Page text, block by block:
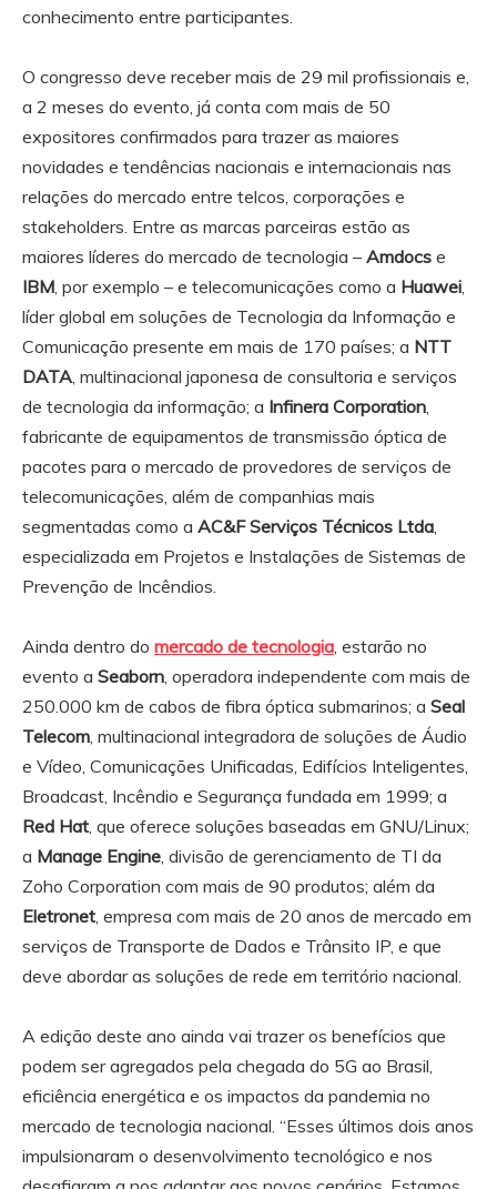
conhecimento entre participantes.
O congresso deve receber mais de 29 mil profissionais e,
a 2 meses do evento, já conta com mais de 50
expositores confirmados para trazer as maiores
novidades e tendências nacionais e internacionais nas
relações do mercado entre telcos, corporações e
stakeholders. Entre as marcas parceiras estão as
maiores líderes do mercado de tecnologia – Amdocs e
IBM, por exemplo – e telecomunicações como a Huawei,
líder global em soluções de Tecnologia da Informação e
Comunicação presente em mais de 170 países; a NTT
DATA, multinacional japonesa de consultoria e serviços
de tecnologia da informação; a Infinera Corporation,
fabricante de equipamentos de transmissão óptica de
pacotes para o mercado de provedores de serviços de
telecomunicações, além de companhias mais
segmentadas como a AC&F Serviços Técnicos Ltda,
especializada em Projetos e Instalações de Sistemas de
Prevenção de Incêndios.
Ainda dentro do mercado de tecnologia, estarão no
evento a Seaborn, operadora independente com mais de
250.000 km de cabos de fibra óptica submarinos; a Seal
Telecom, multinacional integradora de soluções de Áudio
e Vídeo, Comunicações Unificadas, Edifícios Inteligentes,
Broadcast, Incêndio e Segurança fundada em 1999; a
Red Hat, que oferece soluções baseadas em GNU/Linux;
a Manage Engine, divisão de gerenciamento de TI da
Zoho Corporation com mais de 90 produtos; além da
Eletronet, empresa com mais de 20 anos de mercado em
serviços de Transporte de Dados e Trânsito IP, e que
deve abordar as soluções de rede em território nacional.
A edição deste ano ainda vai trazer os benefícios que
podem ser agregados pela chegada do 5G ao Brasil,
eficiência energética e os impactos da pandemia no
mercado de tecnologia nacional. “Esses últimos dois anos
impulsionaram o desenvolvimento tecnológico e nos